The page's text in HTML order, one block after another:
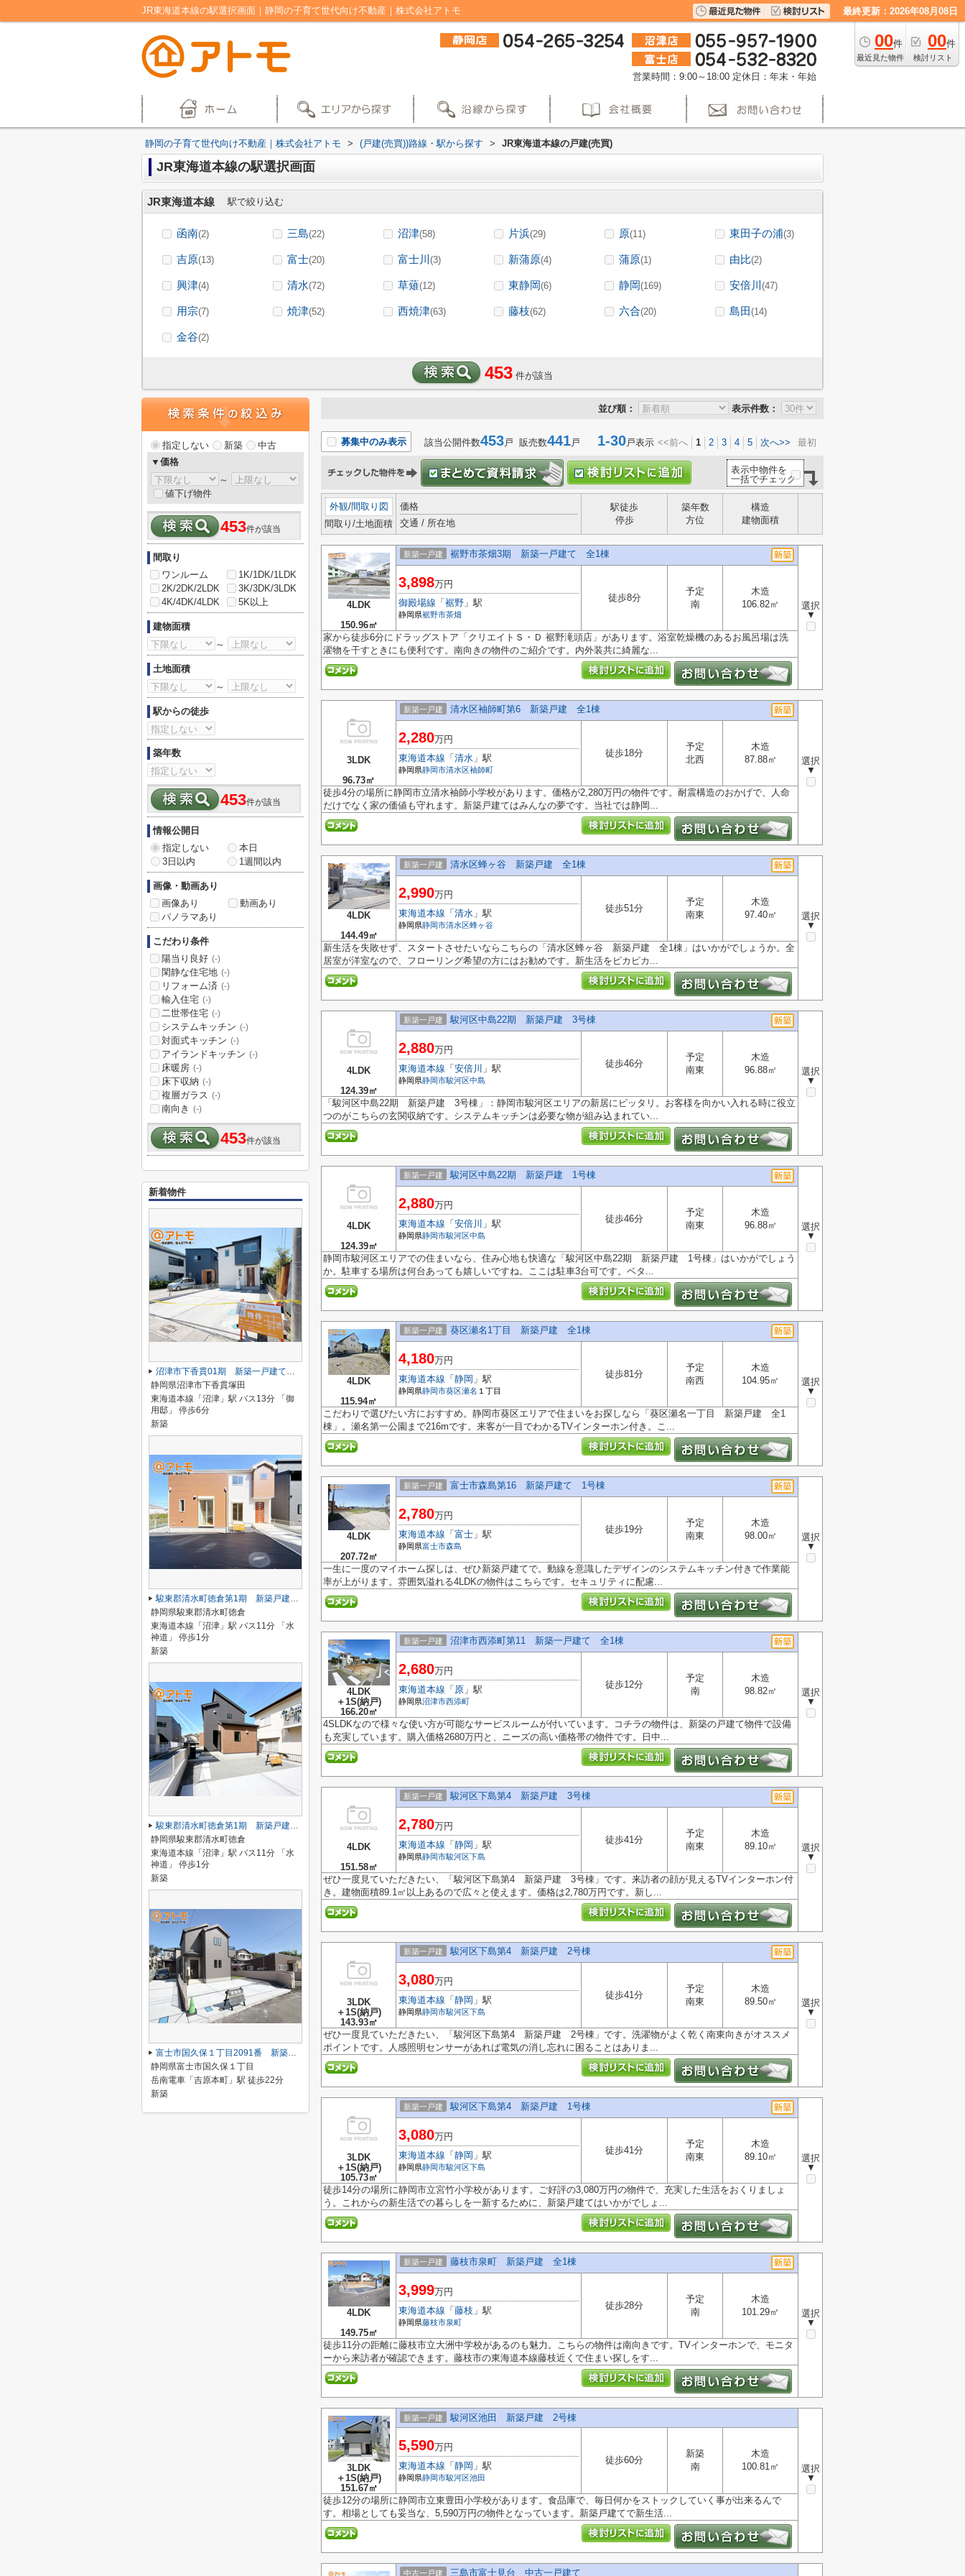
JR東海道本線の駅選択画面｜静岡の子育て世代向け不動産｜株式会社アトモ 最終更新：2026年08月08日
00件
最近見た物件
00件
検討リスト
営業時間：9:00～18:00 定休日：年末・年始
静岡の子育て世代向け不動産｜株式会社アトモ > (戸建(売買))路線・駅から探す > JR東海道本線の戸建(売買)
JR東海道本線の駅選択画面
JR東海道本線 駅で絞り込む
函南(2) 三島(22) 沼津(58) 片浜(29) 原(11) 東田子の浦(3)
吉原(13) 富士(20) 富士川 (3) 新蒲原(4) 蒲原(1) 由比(2)
興津(4) 清水(72) 草薙(12) 東静岡(6) 静岡(169) 安倍川 (47)
用宗(7) 焼津(52) 西焼津(63) 藤枝(62) 六合(20) 島田(14)
金谷(2)
453 件が該当
並び順： 表示件数：
募集中のみ表示 該当公開件数453戸 販売数441戸 1-30戸表示 <<前へ 1 2 3 4 5 次へ>> 最初
表示中物件を
一括でチェック
外観/間取り図
間取り/土地面積
価格
交通 / 所在地
駅徒歩
停歩
築年数
方位
構造
建物面積
4LDK
150.96㎡
新築一戸建 裾野市茶畑3期 新築一戸建て 全1棟
選択
▼
3,898万円
御殿場線 「 裾野 」駅
静岡県裾野市茶畑
徒歩8分
予定
南
木造
106.82㎡
家から徒歩6分にドラッグストア「クリエイトＳ・Ｄ 裾野滝頭店」があります。浴室乾燥機のあるお風呂場は洗
濯物を干すときにも便利です。南向きの物件のご紹介です。内外装共に綺麗な...
3LDK
96.73㎡
新築一戸建 清水区袖師町第6 新築戸建 全1棟
選択
▼
2,280万円
東海道本線 「 清水 」駅
静岡県静岡市清水区袖師町
徒歩18分
予定
北西
木造
87.88㎡
徒歩4分の場所に静岡市立清水袖師小学校があります。価格が2,280万円の物件です。耐震構造のおかげで、人命
だけでなく家の価値も守れます。新築戸建てはみんなの夢です。当社では静岡...
4LDK
144.49㎡
新築一戸建 清水区蜂ヶ谷 新築戸建 全1棟
選択
▼
2,990万円
東海道本線 「 清水 」駅
静岡県静岡市清水区蜂ヶ谷
徒歩51分
予定
南東
木造
97.40㎡
新生活を失敗せず、スタートさせたいならこちらの「清水区蜂ヶ谷 新築戸建 全1棟」はいかがでしょうか。全
居室が洋室なので、フローリング希望の方にはお勧めです。新生活をピカピカ...
4LDK
124.39㎡
新築一戸建 駿河区中島22期 新築戸建 3号棟
選択
▼
2,880万円
東海道本線 「 安倍川 」駅
静岡県静岡市駿河区中島
徒歩46分
予定
南東
木造
96.88㎡
「駿河区中島22期 新築戸建 3号棟」：静岡市駿河区エリアの新居にピッタリ。お客様を向かい入れる時に役立
つのがこちらの玄関収納です。システムキッチンは必要な物が組み込まれてい...
4LDK
124.39㎡
新築一戸建 駿河区中島22期 新築戸建 1号棟
選択
▼
2,880万円
東海道本線 「 安倍川 」駅
静岡県静岡市駿河区中島
徒歩46分
予定
南東
木造
96.88㎡
静岡市駿河区エリアでの住まいなら、住み心地も快適な「駿河区中島22期 新築戸建 1号棟」はいかがでしょう
か。駐車する場所は何台あっても嬉しいですね。ここは駐車3台可です。ベタ...
4LDK
115.94㎡
新築一戸建 葵区瀬名1丁目 新築戸建 全1棟
選択
▼
4,180万円
東海道本線 「 静岡 」駅
静岡県静岡市葵区瀬名 １丁目
徒歩81分
予定
南西
木造
104.95㎡
こだわりで選びたい方におすすめ。静岡市葵区エリアで住まいをお探しなら「葵区瀬名一丁目 新築戸建 全1
棟」。瀬名第一公園まで216mです。来客が一目でわかるTVインターホン付き。こ...
4LDK
207.72㎡
新築一戸建 富士市森島第16 新築戸建て 1号棟
選択
▼
2,780万円
東海道本線 「 富士 」駅
静岡県富士市森島
徒歩19分
予定
南東
木造
98.00㎡
一生に一度のマイホーム探しは、ぜひ新築戸建てで。動線を意識したデザインのシステムキッチン付きで作業能
率が上がります。雰囲気溢れる4LDKの物件はこちらです。セキュリティに配慮...
4LDK
＋1S(納戸)
166.20㎡
新築一戸建 沼津市西添町第11 新築一戸建て 全1棟
選択
▼
2,680万円
東海道本線 「 原 」駅
静岡県沼津市西添町
徒歩12分
予定
南
木造
98.82㎡
4SLDKなので様々な使い方が可能なサービスルームが付いています。コチラの物件は、新築の戸建て物件で設備
も充実しています。購入価格2680万円と、ニーズの高い価格帯の物件です。日中...
4LDK
151.58㎡
新築一戸建 駿河区下島第4 新築戸建 3号棟
選択
▼
2,780万円
東海道本線 「 静岡 」駅
静岡県静岡市駿河区下島
徒歩41分
予定
南東
木造
89.10㎡
ぜひ一度見ていただきたい、「駿河区下島第4 新築戸建 3号棟」です。来訪者の顔が見えるTVインターホン付
き。建物面積89.1㎡以上あるので広々と使えます。価格は2,780万円です。新し...
3LDK
＋1S(納戸)
143.93㎡
新築一戸建 駿河区下島第4 新築戸建 2号棟
選択
▼
3,080万円
東海道本線 「 静岡 」駅
静岡県静岡市駿河区下島
徒歩41分
予定
南東
木造
89.50㎡
ぜひ一度見ていただきたい、「駿河区下島第4 新築戸建 2号棟」です。洗濯物がよく乾く南東向きがオススメ
ポイントです。人感照明センサーがあれば電気の消し忘れに困ることはありま...
3LDK
＋1S(納戸)
105.73㎡
新築一戸建 駿河区下島第4 新築戸建 1号棟
選択
▼
3,080万円
東海道本線 「 静岡 」駅
静岡県静岡市駿河区下島
徒歩41分
予定
南東
木造
89.10㎡
徒歩14分の場所に静岡市立宮竹小学校があります。ご好評の3,080万円の物件で、充実した生活をおくりましょ
う。これからの新生活での暮らしを一新するために、新築戸建てはいかがでしょ...
4LDK
149.75㎡
新築一戸建 藤枝市泉町 新築戸建 全1棟
選択
▼
3,999万円
東海道本線 「 藤枝 」駅
静岡県藤枝市泉町
徒歩28分
予定
南
木造
101.29㎡
徒歩11分の距離に藤枝市立大洲中学校があるのも魅力。こちらの物件は南向きです。TVインターホンで、モニタ
ーから来訪者が確認できます。藤枝市の東海道本線藤枝近くで住まい探しをす...
3LDK
＋1S(納戸)
151.67㎡
新築一戸建 駿河区池田 新築戸建 2号棟
選択
▼
5,590万円
東海道本線 「 静岡 」駅
静岡県静岡市駿河区池田
徒歩60分
新築
南
木造
100.81㎡
徒歩12分の場所に静岡市立東豊田小学校があります。食品庫で、毎日何かをストックしていく事が出来るんで
す。相場としても妥当な、5,590万円の物件となっています。新築戸建てで新生活...
中古一戸建 三島市富士見台 中古一戸建て
指定しない 新築
中古
▼価格
～
値下げ物件
453件が該当
間取り
ワンルーム
1K/1DK/1LDK
2K/2DK/2LDK
3K/3DK/3LDK
4K/4DK/4LDK
5K以上
建物面積
～
土地面積
～
駅からの徒歩
築年数
453件が該当
情報公開日
指定しない
本日
3日以内
1週間以内
画像・動画あり
画像あり
動画あり
パノラマあり
こだわり条件
陽当り良好 (-)
閑静な住宅地 (-)
リフォーム済 (-)
輸入住宅 (-)
二世帯住宅 (-)
システムキッチン (-)
対面式キッチン (-)
アイランドキッチン (-)
床暖房 (-)
床下収納 (-)
複層ガラス (-)
南向き (-)
453件が該当
新着物件
沼津市下香貫01期 新築一戸建て 全1棟
静岡県沼津市下香貫塚田
東海道本線「沼津」駅 バス13分 「御
用邸」 停歩6分
新築
駿東郡清水町徳倉第1期 新築戸建 1号棟
静岡県駿東郡清水町徳倉
東海道本線「沼津」駅 バス11分 「水
神道」 停歩1分
新築
駿東郡清水町徳倉第1期 新築戸建 2号棟
静岡県駿東郡清水町徳倉
東海道本線「沼津」駅 バス11分 「水
神道」 停歩1分
新築
富士市国久保１丁目2091番 新築戸建て B号棟
静岡県富士市国久保１丁目
岳南電車「吉原本町」駅 徒歩22分
新築